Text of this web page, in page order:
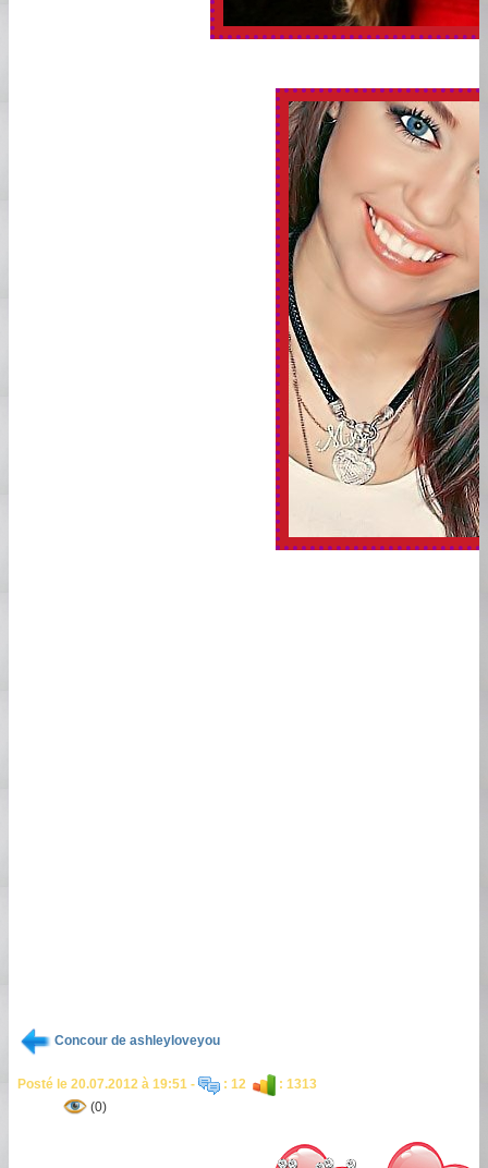
Concour de ashleyloveyou
Posté le 20.07.2012 à 19:51 - : 12
: 1313
(0)